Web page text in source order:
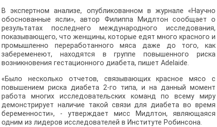
В экспертном анализе, опубликованном в журнале «Научно
обоснованные ясли», автор Филиппа Мидлтон сообщает о
результатах последнего международного исследования,
показывающего, что женщины, которые едят много красного и
промышленно переработанного мяса даже до того, как
забеременеют, находятся в группе повышенного риска
возникновения гестационного диабета, пишет Adelaide.
«Было несколько отчетов, связывающих красное мясо с
повышением риска диабета 2-го типа, и на данный момент
работа многих исследовательских команд по всему миру
демонстрирует наличие такой связи для диабета во время
беременности», - утверждает мисс Мидлтон, являющаяся
одним из лидеров исследователей в Институте Робинсона.